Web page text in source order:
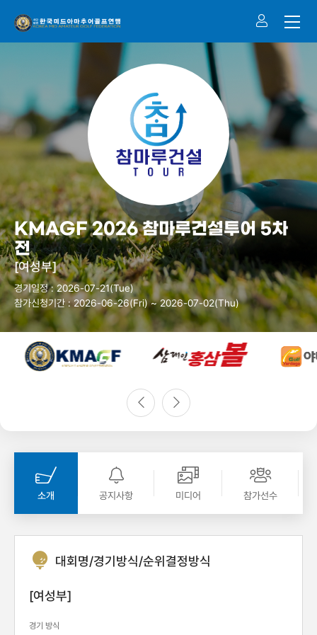
KMAGF 2026 참마루건설투어 5차
전
[여성부]
경기일정 : 2026-07-21(Tue)
참가신청기간 : 2026-06-26(Fri) ~ 2026-07-02(Thu)
소개 공지사항 미디어 참가선수
대회명/경기방식/순위결정방식
[여성부]
경기 방식